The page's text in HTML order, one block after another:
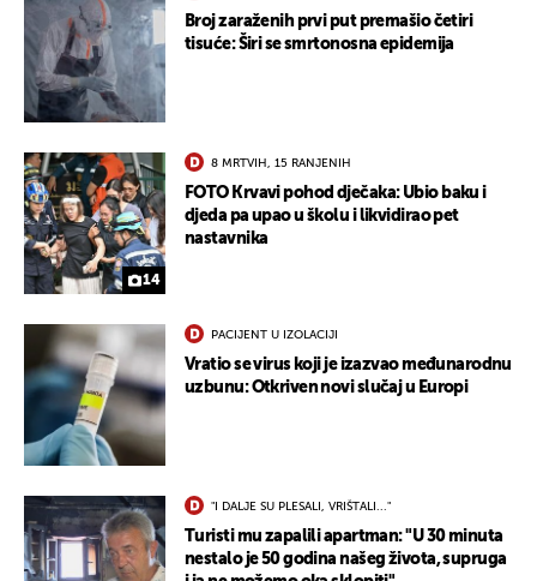
Broj zaraženih prvi put premašio četiri
tisuće: Širi se smrtonosna epidemija
14
8 MRTVIH, 15 RANJENIH
FOTO Krvavi pohod dječaka: Ubio baku i
djeda pa upao u školu i likvidirao pet
nastavnika
PACIJENT U IZOLACIJI
Vratio se virus koji je izazvao međunarodnu
uzbunu: Otkriven novi slučaj u Europi
"I DALJE SU PLESALI, VRIŠTALI..."
Turisti mu zapalili apartman: "U 30 minuta
nestalo je 50 godina našeg života, supruga